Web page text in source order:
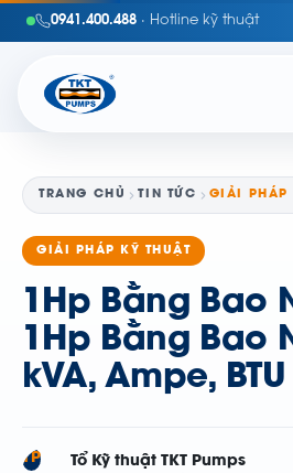
0941.400.488 · Hotline kỹ thuật
TRANG CHỦ TIN TỨC GIẢI PHÁP
GIẢI PHÁP KỸ THUẬT
1Hp Bằng Bao
1Hp Bằng Bao
kVA, Ampe, BTU
TP Tổ Kỹ thuật TKT Pumps